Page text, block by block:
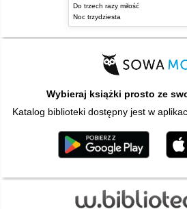
Do trzech razy miłość
Noc trzydziesta
Wybieraj książki prosto ze
Katalog biblioteki dostępny jest w